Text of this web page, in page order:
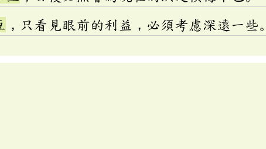
，只看見眼前的利益，必須考慮深遠一些。